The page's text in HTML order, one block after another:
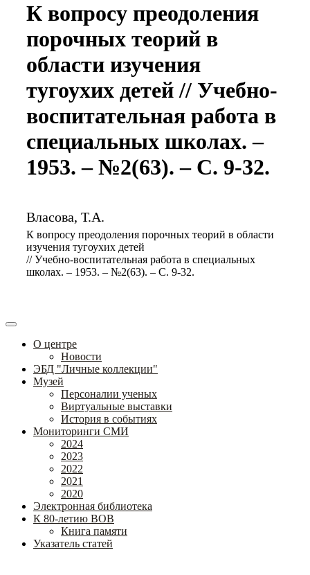
К вопросу преодоления
порочных теорий в
области изучения
тугоухих детей // Учебно-
воспитательная работа в
специальных школах. –
1953. – №2(63). – С. 9-32.
Власова, Т.А.
К вопросу преодоления порочных теорий в области
изучения тугоухих детей
// Учебно-воспитательная работа в специальных
школах. – 1953. – №2(63). – С. 9-32.
О центре
Новости
ЭБД "Личные коллекции"
Музей
Персоналии ученых
Виртуальные выставки
История в событиях
Мониторинги СМИ
2024
2023
2022
2021
2020
Электронная библиотека
К 80-летию ВОВ
Книга памяти
Указатель статей